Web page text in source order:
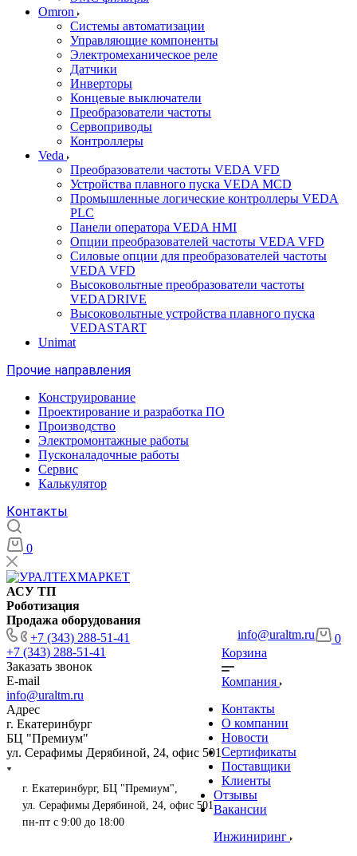
Omron
Системы автоматизации
Управляющие компоненты
Электромеханическое реле
Датчики
Инверторы
Концевые выключатели
Преобразователи частоты
Сервоприводы
Контроллеры
Veda
Преобразователи частоты VEDA VFD
Устройства плавного пуска VEDA MCD
Промышленные логические контроллеры VEDA
PLC
Панели оператора VEDA HMI
Опции преобразователей частоты VEDA VFD
Силовые опции для преобразователей частоты
VEDA VFD
Высоковольтные преобразователи частоты
VEDADRIVE
Высоковольтные устройства плавного пуска
VEDASTART
Unimat
Прочие направления
Конструирование
Проектирование и разработка ПО
Производство
Электромонтажные работы
Пусконаладочные работы
Сервис
Калькулятор
Контакты
0
АСУ ТП
Роботизация
Продажа оборудования
+7 (343) 288-51-41
+7 (343) 288-51-41
Заказать звонок
E-mail
info@uraltm.ru
Адрес
г. Екатеринбург
БЦ "Премиум"
ул. Серафимы Дерябиной, 24, офис 501
info@uraltm.ru
г. Екатеринбург, БЦ "Премиум",
ул. Серафимы Дерябиной, 24, офис 501
пн-пт с 9:00 до 18:00
0
Корзина
Компания
Контакты
О компании
Новости
Сертификаты
Поставщики
Клиенты
Отзывы
Вакансии
Инжиниринг